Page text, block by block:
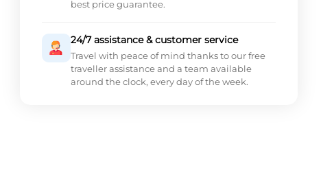
best price guarantee.
24/7 assistance & customer service
Travel with peace of mind thanks to our free
traveller assistance and a team available
around the clock, every day of the week.